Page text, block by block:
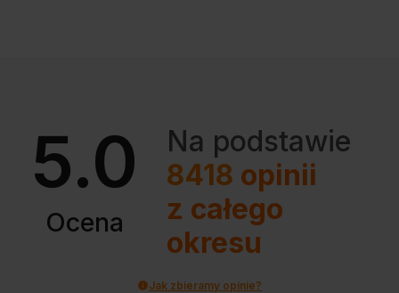
5.0
Ocena
Na podstawie
8418 opinii
z całego
okresu
Jak zbieramy opinie?